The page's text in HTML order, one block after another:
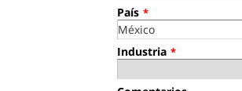
País *
Industria *